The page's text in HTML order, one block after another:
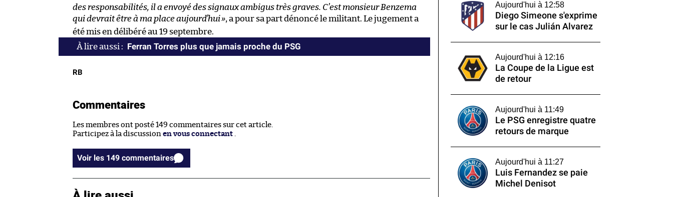
des responsabilités, il a envoyé des signaux ambigus très graves. C’est monsieur Benzema
qui devrait être à ma place aujourd’hui», a pour sa part dénoncé le militant. Le jugement a
été mis en délibéré au 19 septembre.
Ferran Torres plus que jamais proche du PSG
RB
Commentaires
Les membres ont posté 149 commentaires sur cet article.
Participez à la discussion en vous connectant
Voir les 149 commentaires
Aujourd'hui à 12:58
Diego Simeone s'exprime
sur le cas Julián Alvarez
Aujourd'hui à 12:16
La Coupe de la Ligue est
de retour
Aujourd'hui à 11:49
Le PSG enregistre quatre
retours de marque
Aujourd'hui à 11:27
Luis Fernandez se paie
Michel Denisot